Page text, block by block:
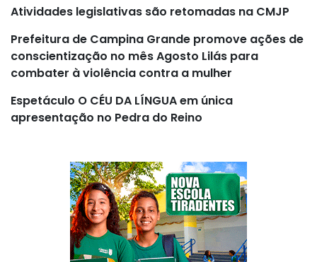
Atividades legislativas são retomadas na CMJP
Prefeitura de Campina Grande promove ações de
conscientização no mês Agosto Lilás para
combater à violência contra a mulher
Espetáculo O CÉU DA LÍNGUA em única
apresentação no Pedra do Reino